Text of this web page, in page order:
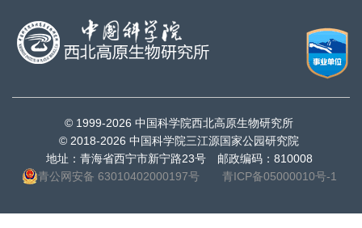
© 1999-2026 中国科学院西北高原生物研究所
© 2018-2026 中国科学院三江源国家公园研究院
地址：青海省西宁市新宁路23号 邮政编码：810008
青公网安备 63010402000197号
青ICP备05000010号-1